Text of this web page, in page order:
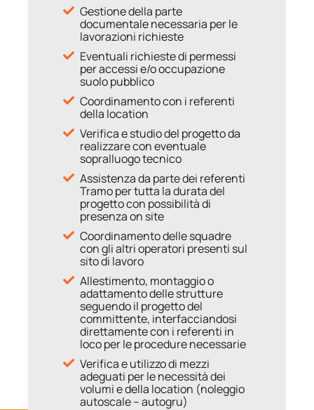
Gestione della parte
documentale necessaria per le
lavorazioni richieste
Eventuali richieste di permessi
per accessi e/o occupazione
suolo pubblico
Coordinamento con i referenti
della location
Verifica e studio del progetto da
realizzare con eventuale
sopralluogo tecnico
Assistenza da parte dei referenti
Tramo per tutta la durata del
progetto con possibilità di
presenza on site
Coordinamento delle squadre
con gli altri operatori presenti sul
sito di lavoro
Allestimento, montaggio o
adattamento delle strutture
seguendo il progetto del
committente, interfacciandosi
direttamente con i referenti in
loco per le procedure necessarie
Verifica e utilizzo di mezzi
adeguati per le necessità dei
volumi e della location (noleggio
autoscale – autogru)